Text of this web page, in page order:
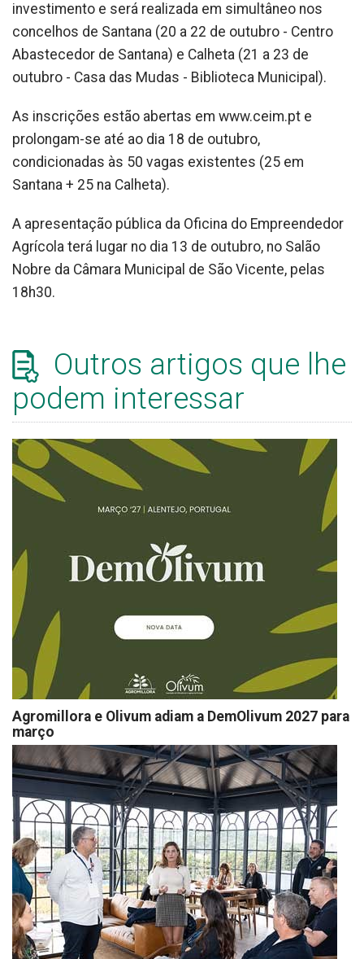
investimento e será realizada em simultâneo nos
concelhos de Santana (20 a 22 de outubro - Centro
Abastecedor de Santana) e Calheta (21 a 23 de
outubro - Casa das Mudas - Biblioteca Municipal).
As inscrições estão abertas em www.ceim.pt e
prolongam-se até ao dia 18 de outubro,
condicionadas às 50 vagas existentes (25 em
Santana + 25 na Calheta).
A apresentação pública da Oficina do Empreendedor
Agrícola terá lugar no dia 13 de outubro, no Salão
Nobre da Câmara Municipal de São Vicente, pelas
18h30.
Outros artigos que lhe
podem interessar
Agromillora e Olivum adiam a DemOlivum 2027 para
março